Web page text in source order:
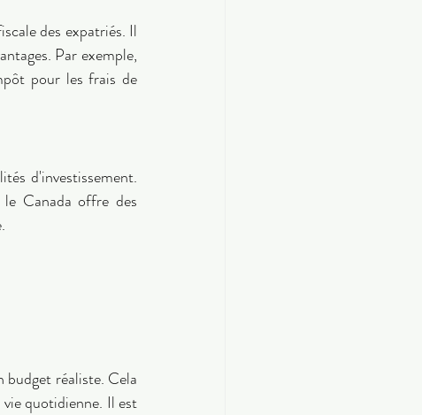
des expatriés. Il
Par exemple,
pour les frais de
d'investissement.
Canada offre des
budget réaliste. Cela
quotidienne. Il est